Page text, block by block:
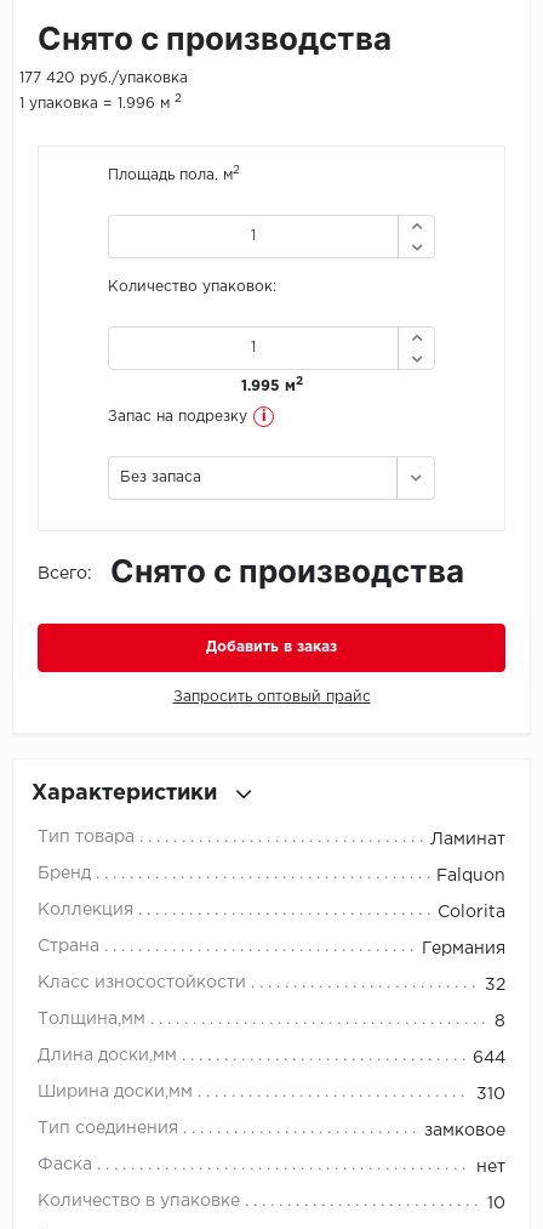
Krono Xonic
LimeStone
Lucky Floor
Made in Belgium
Natisston
No brand
Pergo
Quality Flooring
Снято с производства
177 420 руб./упаковка
1 упаковка = 1.996 м 2
Площадь пола, м2
Количество упаковок:
1.995 м2
Запас на подрезку i
Без запаса
Всего: Снято с производства
Добавить в заказ
Запросить оптовый прайс
Характеристики
Тип товара Ламинат
Бренд Falquon
Коллекция Colorita
Страна Германия
Класс износостойкости 32
Толщина,мм 8
Длина доски,мм 644
Ширина доски,мм 310
Тип соединения замковое
Фаска нет
Количество в упаковке 10